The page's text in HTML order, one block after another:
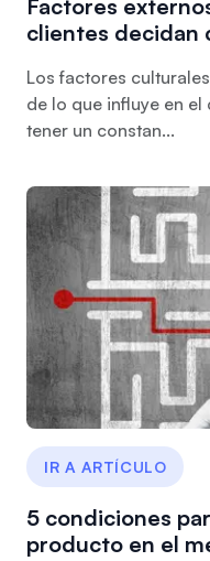
Factores
clientes decidan
Los factores
de lo que influye en
tener un constan...
IR A ARTÍCULO
5 condiciones
producto en el